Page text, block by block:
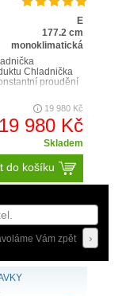
E
177.2 cm
monoklimatická
Chladnička
proudění
19 980 Kč
19 980 Kč
Skladem
do košíku
Vám zpět